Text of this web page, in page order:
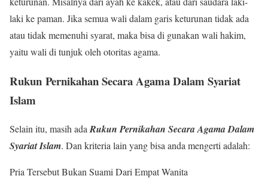
laki ke paman. Jika semua wali dalam garis keturunan tidak ada
atau tidak memenuhi syarat, maka bisa di gunakan wali hakim,
yaitu wali di tunjuk oleh otoritas agama.
Rukun Pernikahan Secara Agama Dalam Syariat
Islam
Selain itu, masih adaRukun Pernikahan Secara Agama Dalam
Syariat Islam. Dan kriteria lain yang bisa anda mengerti adalah:
Pria Tersebut Bukan Suami Dari Empat Wanita